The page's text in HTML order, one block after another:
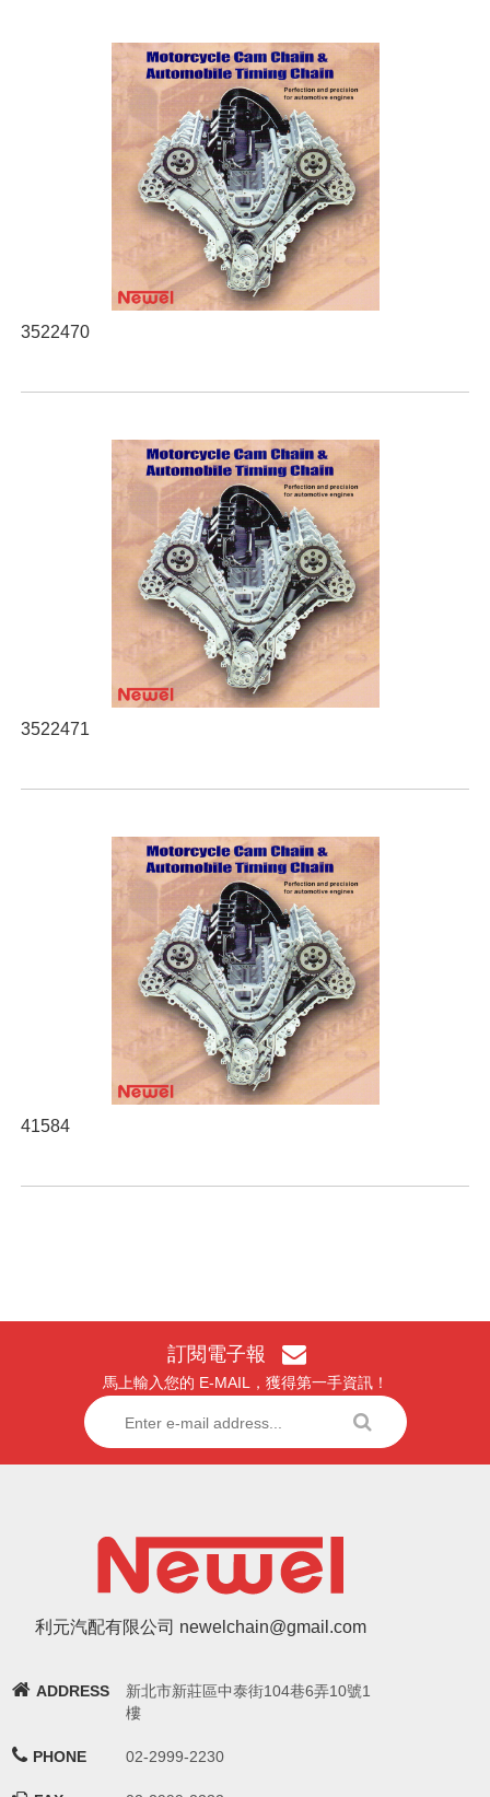
3522470
3522471
41584
訂閱電子報
馬上輸入您的 E-MAIL，獲得第一手資訊！
利元汽配有限公司 newelchain@gmail.com
ADDRESS
新北市新莊區中泰街104巷6弄10號1
樓
PHONE 02-2999-2230